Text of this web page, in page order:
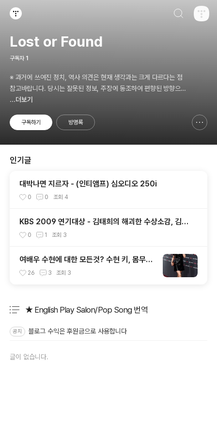
Lost or Found
구독자 1
※ 과거에 쓰여진 정치, 역사 의견은 현재 생각과는 크게 다르다는 점
참고바랍니다. 당시는 잘못된 정보, 주장에 동조하여 편향된 방향으로
빠져들던 때였습니다 😭 💦
...더보기
구독하기 방명록
인기글
대박나면 지르자 - (인티앰프) 심오디오 250i
0 0 조회 4
KBS 2009 연기대상 - 김태희의 해괴한 수상소감, 김소
연 굿, 조연상 추가해라
0 1 조회 3
여배우 수현에 대한 모든것? 수현 키, 몸무게,
신체 사이즈 정보 (요새 몬스터에서 꿀광 피
26 3 조회 3
★ English Play Salon/Pop Song 번역
공지 블로그 수익은 후원금으로 사용합니다
글이 없습니다.